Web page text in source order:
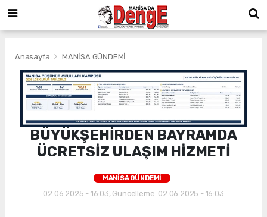
Anasayfa MANİSA GÜNDEMİ
BÜYÜKŞEHİRDEN BAYRAMDA
ÜCRETSİZ ULAŞIM HİZMETİ
MANİSA GÜNDEMİ
02.06.2025 - 16:03, Güncelleme: 02.06.2025 - 16:03